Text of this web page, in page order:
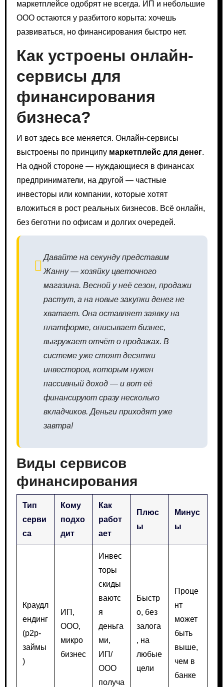
маркетплейсе одобрят не всегда. ИП и небольшие
ООО остаются у разбитого корыта: хочешь
развиваться, но финансирования быстро нет.
Как устроены онлайн-
сервисы для
финансирования
бизнеса?
И вот здесь все меняется. Онлайн-сервисы
выстроены по принципу маркетплейс для денег.
На одной стороне — нуждающиеся в финансах
предприниматели, на другой — частные
инвесторы или компании, которые хотят
вложиться в рост реальных бизнесов. Всё онлайн,
без беготни по офисам и долгих очередей.
Давайте на секунду представим
Жанну — хозяйку цветочного
магазина. Весной у неё сезон, продажи
растут, а на новые закупки денег не
хватает. Она оставляет заявку на
платформе, описывает бизнес,
выгружает отчёт о продажах. В
системе уже стоят десятки
инвесторов, которым нужен
пассивный доход — и вот её
финансируют сразу несколько
вкладчиков. Деньги приходят уже
завтра!
Виды сервисов
финансирования
Тип
серви
са
Кому
подхо
дит
Как
работ
ает
Плюс
ы
Минус
ы
Краудл
ендинг
(p2p-
займы
)
ИП,
ООО,
микро
бизнес
Инвес
торы
скиды
ваютс
я
деньга
ми,
ИП/
ООО
получа
Быстр
о, без
залога
, на
любые
цели
Проце
нт
может
быть
выше,
чем в
банке